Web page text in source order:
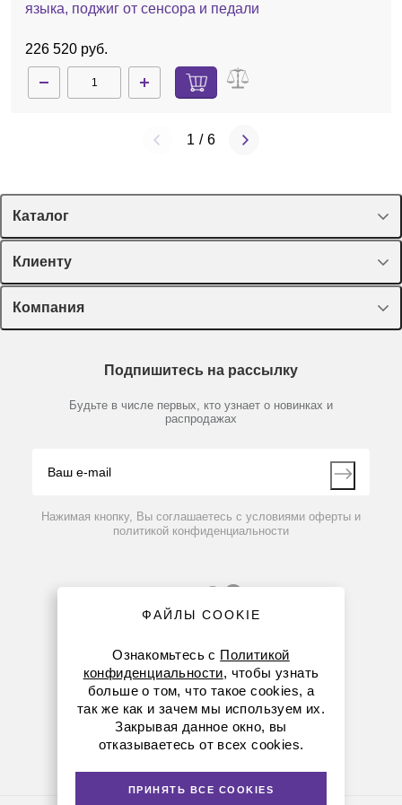
языка, поджиг от сенсора и педали
226 520 руб.
1 / 6
Каталог
Спецпредложения
Оборудование, приборы
Пластик, стекло, принадлежности
Химические реактивы, препараты, наборы
Производители
Клиенту
Лекторий Диаэм
Доставка и оплата
Мобильное приложение
Компания
Партнеры
Контакты
Подпишитесь на рассылку
Будьте в числе первых, кто узнает о новинках и
распродажах
Нажимая кнопку, Вы соглашаетесь с условиями оферты и
политикой конфиденциальности
8 (800) 234-05-08
+7 (923) 158-67-53
ФАЙЛЫ COOKIE
Ознакомьтесь с Политикой
конфиденциальности, чтобы узнать
больше о том, что такое cookies, а
так же как и зачем мы используем их.
Закрывая данное окно, вы
отказываетесь от всех cookies.
ПРИНЯТЬ ВСЕ COOKIES